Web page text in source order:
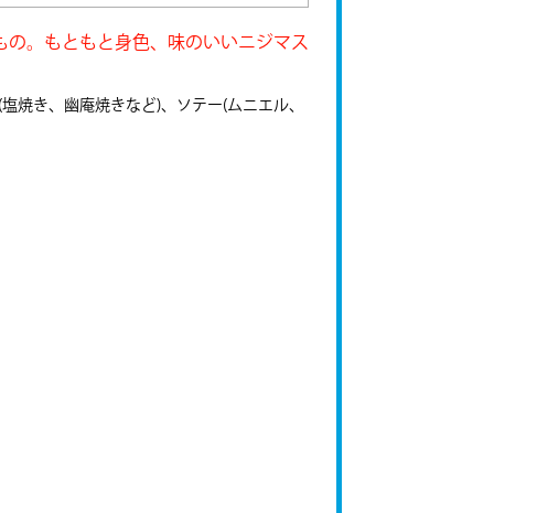
。もともと身色、味のいいニジマス
焼き、幽庵焼きなど)、ソテー(ムニエル、